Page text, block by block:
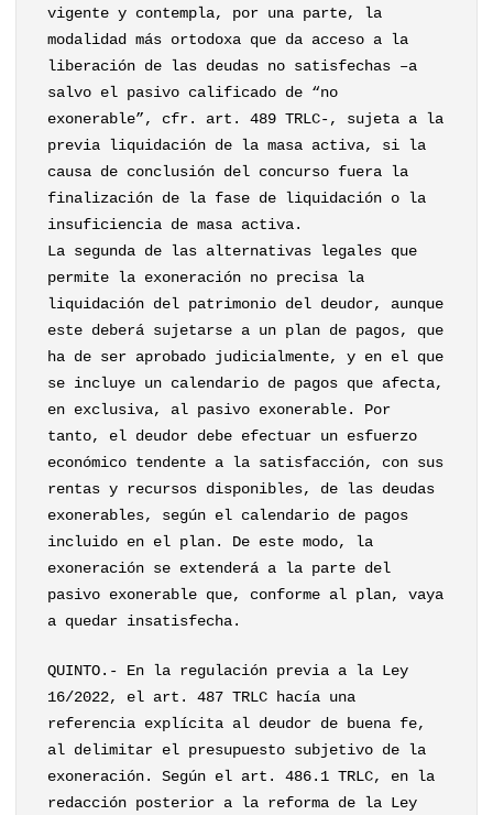
vigente y contempla, por una parte, la
modalidad más ortodoxa que da acceso a la
liberación de las deudas no satisfechas –a
salvo el pasivo calificado de “no
exonerable”, cfr. art. 489 TRLC-, sujeta a la
previa liquidación de la masa activa, si la
causa de conclusión del concurso fuera la
finalización de la fase de liquidación o la
insuficiencia de masa activa.
La segunda de las alternativas legales que
permite la exoneración no precisa la
liquidación del patrimonio del deudor, aunque
este deberá sujetarse a un plan de pagos, que
ha de ser aprobado judicialmente, y en el que
se incluye un calendario de pagos que afecta,
en exclusiva, al pasivo exonerable. Por
tanto, el deudor debe efectuar un esfuerzo
económico tendente a la satisfacción, con sus
rentas y recursos disponibles, de las deudas
exonerables, según el calendario de pagos
incluido en el plan. De este modo, la
exoneración se extenderá a la parte del
pasivo exonerable que, conforme al plan, vaya
a quedar insatisfecha.
QUINTO.- En la regulación previa a la Ley
16/2022, el art. 487 TRLC hacía una
referencia explícita al deudor de buena fe,
al delimitar el presupuesto subjetivo de la
exoneración. Según el art. 486.1 TRLC, en la
redacción posterior a la reforma de la Ley